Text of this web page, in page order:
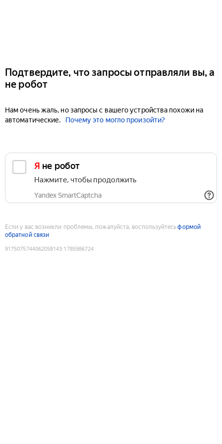
Подтвердите, что запросы отправляли вы, а
не робот
Нам очень жаль, но запросы с вашего устройства похожи на
автоматические.
Почему это могло произойти?
Я не робот
Нажмите, чтобы продолжить
Yandex SmartCaptcha
Если у вас возникли проблемы, пожалуйста, воспользуйтесьформой
обратной связи
9175075744062058143:1785986724